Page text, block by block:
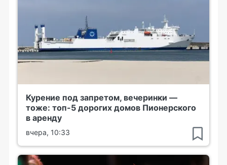
Курение под запретом, вечеринки —
тоже: топ-5 дорогих домов Пионерского
в аренду
вчера, 10:33